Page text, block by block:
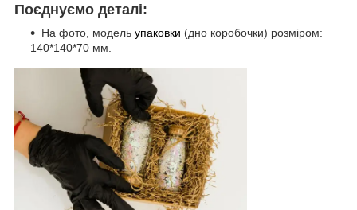
Поєднуємо деталі:
На фото, модель упаковки (дно коробочки) розміром:
140*140*70 мм.